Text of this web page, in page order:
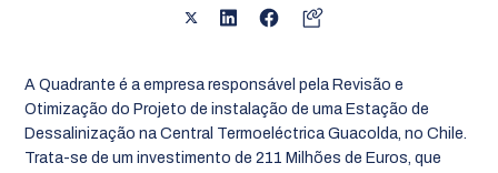
A Quadrante é a empresa responsável pela Revisão e
Otimização do Projeto de instalação de uma Estação de
Dessalinização na Central Termoeléctrica Guacolda, no Chile.
Trata-se de um investimento de 211 Milhões de Euros, que